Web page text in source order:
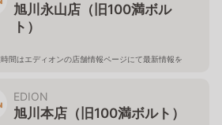
旭川永山店（旧100満ボル
ト）
間はエディオンの店舗情報ページにて最新情報を
EDION
旭川本店（旧100満ボルト）